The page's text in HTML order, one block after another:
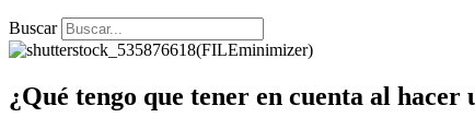
Buscar
¿Qué tengo que tener en cuenta al hacer